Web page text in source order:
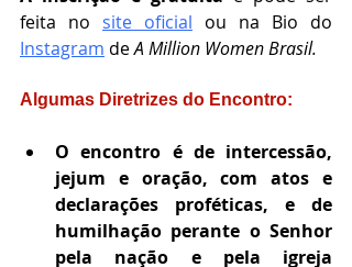
feita no site oficial
Instagram de A Million Women Brasil.
Algumas Diretrizes do Encontro:
O encontro é de intercessão,
jejum e oração, com atos e
declarações proféticas, e de
humilhação perante o Senhor
pela nação e pela igreja